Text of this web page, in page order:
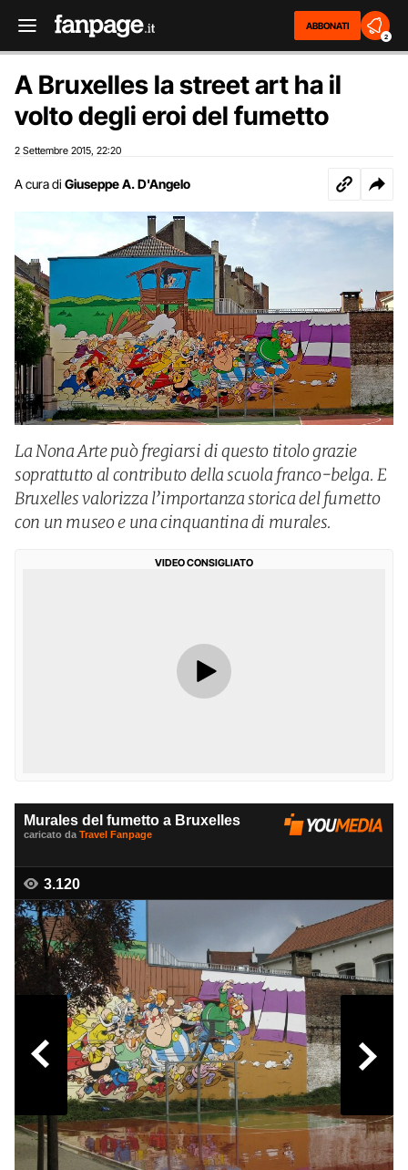
ABBONATI
2
A Bruxelles la street art ha il
volto degli eroi del fumetto
2 Settembre 2015 22:20
A cura di Giuseppe A. D'Angelo
La Nona Arte può fregiarsi di questo titolo grazie
soprattutto al contributo della scuola franco-belga. E
Bruxelles valorizza l’importanza storica del fumetto
con un museo e una cinquantina di murales.
VIDEO CONSIGLIATO